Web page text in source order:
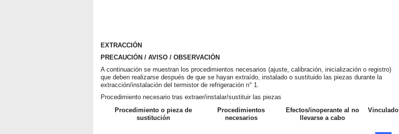
EXTRACCIÓN
PRECAUCIÓN / AVISO / OBSERVACIÓN
A continuación se muestran los procedimientos necesarios (ajuste, calibración, inicialización o registro)
que deben realizarse después de que se hayan extraído, instalado o sustituido las piezas durante la
extracción/instalación del termistor de refrigeración n° 1.
Procedimiento necesario tras extraer/instalar/sustituir las piezas
Procedimiento o pieza de
sustitución
Procedimientos
necesarios
Efectos/inoperante al no
llevarse a cabo
Vinculado